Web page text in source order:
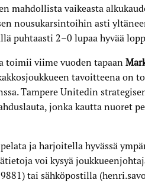
mahdollista vaikeasta
nousukarsintoihin asti
puhtaasti 2–0 lupaa hyvää
toimii viime vuoden tapaan
tavoitteena on
Tampere Unitedin
jonka kautta nuoret
ja harjoitella hyvässä
voi kysyä
tai sähköpostilla